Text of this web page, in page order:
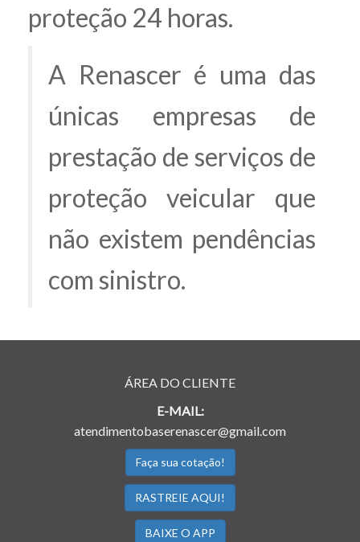
proteção 24 horas.
A Renascer é uma das
únicas empresas de
prestação de serviços de
proteção veicular que
não existem pendências
com sinistro.
ÁREA DO CLIENTE
E-MAIL:
atendimentobaserenascer@gmail.com
Faça sua cotação!
RASTREIE AQUI!
BAIXE O APP